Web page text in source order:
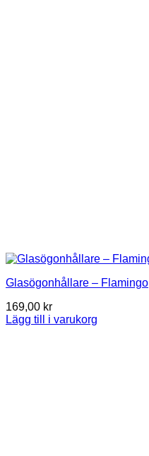
Glasögonhållare – Flamingo
169,00 kr
Lägg till i varukorg